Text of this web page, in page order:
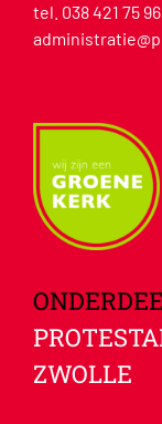
tel. 038 421 75 96
ZWOLLE